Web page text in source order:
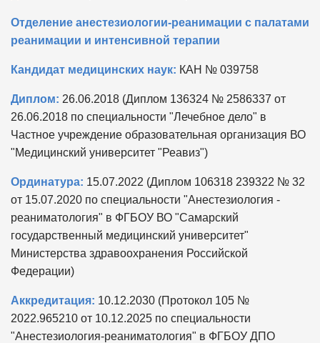
Отделение анестезиологии-реанимации с палатами
реанимации и интенсивной терапии
Кандидат медицинских наук: КАН № 039758
Диплом: 26.06.2018 (Диплом 136324 № 2586337 от
26.06.2018 по специальности "Лечебное дело" в
Частное учреждение образовательная организация ВО
"Медицинский университет "Реавиз")
Ординатура: 15.07.2022 (Диплом 106318 239322 № 32
от 15.07.2020 по специальности "Анестезиология -
реаниматология" в ФГБОУ ВО "Самарский
государственный медицинский университет"
Министерства здравоохранения Российской
Федерации)
Аккредитация: 10.12.2030 (Протокол 105 №
2022.965210 от 10.12.2025 по специальности
"Анестезиология-реаниматология" в ФГБОУ ДПО